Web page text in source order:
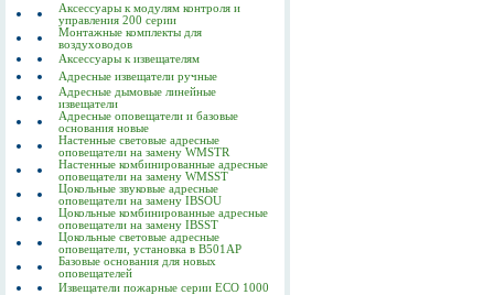
Аксессуары к модулям контроля и
управления 200 серии
Монтажные комплекты для
воздуховодов
Аксессуары к извещателям
Адресные извещатели ручные
Адресные дымовые линейные
извещатели
Адресные оповещатели и базовые
основания новые
Настенные световые адресные
оповещатели на замену WMSTR
Настенные комбинированные адресные
оповещатели на замену WMSST
Цокольные звуковые адресные
оповещатели на замену IBSOU
Цокольные комбинированные адресные
оповещатели на замену IBSST
Цокольные световые адресные
оповещатели, установка в B501AP
Базовые основания для новых
оповещателей
Извещатели пожарные серии ECO 1000